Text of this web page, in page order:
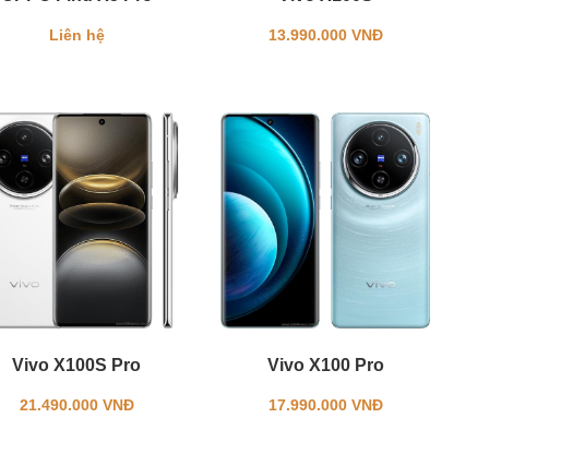
Liên hệ 13.990.000 VNĐ
Vivo X100S Pro
21.490.000 VNĐ
Vivo X100 Pro
17.990.000 VNĐ